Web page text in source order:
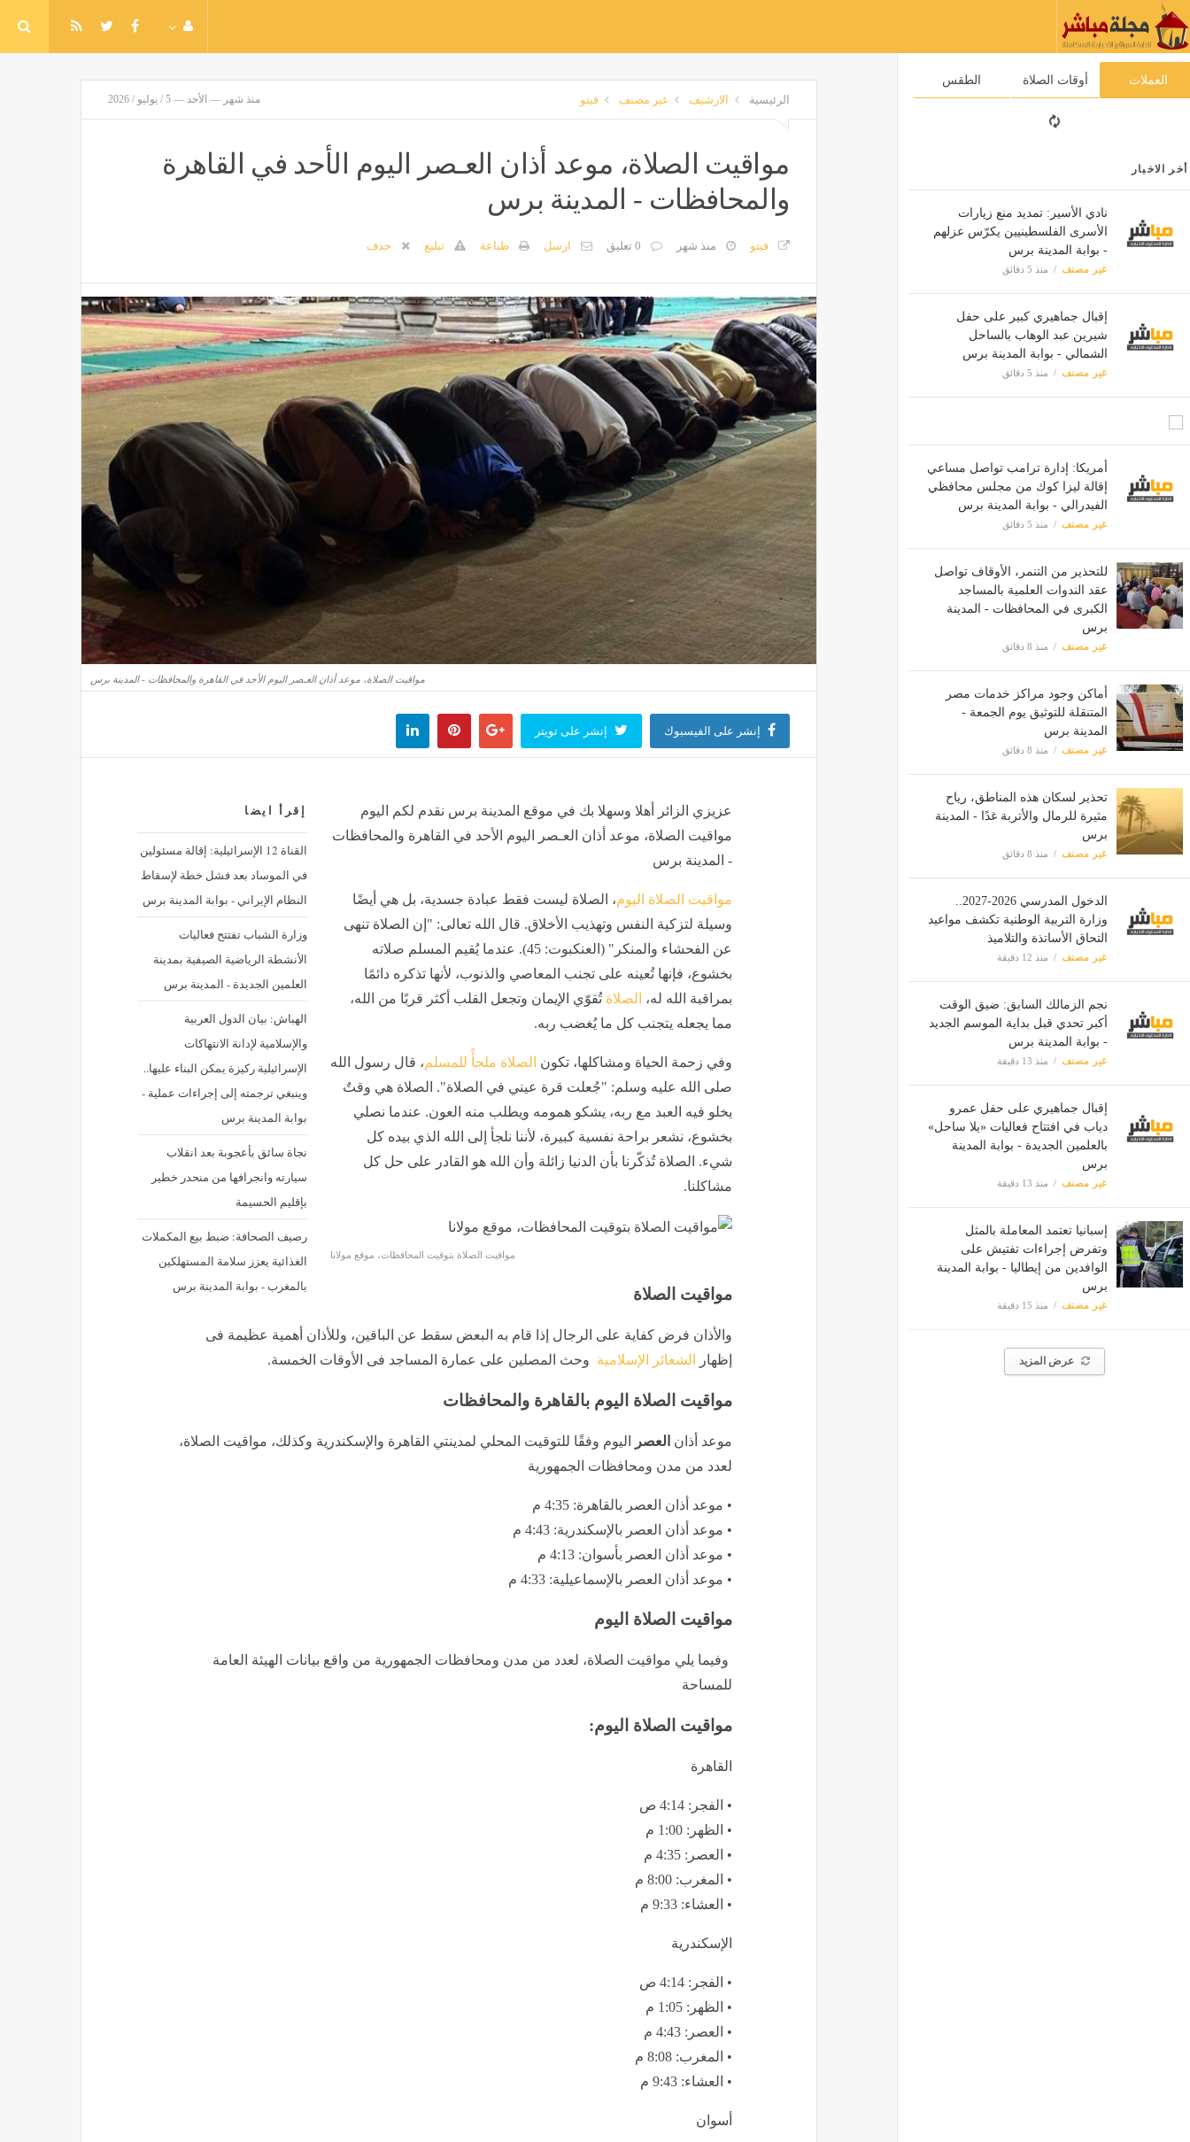
العملات أوقات الصلاة الطقس
أخر الاخبار
نادي الأسير: تمديد منع زيارات
الأسرى الفلسطينيين يكرّس عزلهم
- بوابة المدينة برس
غير مصنف منذ 5 دقائق
إقبال جماهيري كبير على حفل
شيرين عبد الوهاب بالساحل
الشمالي - بوابة المدينة برس
غير مصنف منذ 5 دقائق
أمريكا: إدارة ترامب تواصل مساعي
إقالة ليزا كوك من مجلس محافظي
الفيدرالي - بوابة المدينة برس
غير مصنف منذ 5 دقائق
للتحذير من التنمر، الأوقاف تواصل
عقد الندوات العلمية بالمساجد
الكبرى في المحافظات - المدينة
برس
غير مصنف منذ 8 دقائق
أماكن وجود مراكز خدمات مصر
المتنقلة للتوثيق يوم الجمعة -
المدينة برس
غير مصنف منذ 8 دقائق
تحذير لسكان هذه المناطق، رياح
مثيرة للرمال والأتربة غدًا - المدينة
برس
غير مصنف منذ 8 دقائق
الدخول المدرسي 2026-2027..
وزارة التربية الوطنية تكشف مواعيد
التحاق الأساتذة والتلاميذ
غير مصنف منذ 12 دقيقة
نجم الزمالك السابق: ضيق الوقت
أكبر تحدي قبل بداية الموسم الجديد
- بوابة المدينة برس
غير مصنف منذ 13 دقيقة
إقبال جماهيري على حفل عمرو
دياب في افتتاح فعاليات «يلا ساحل»
بالعلمين الجديدة - بوابة المدينة
برس
غير مصنف منذ 13 دقيقة
إسبانيا تعتمد المعاملة بالمثل
وتفرض إجراءات تفتيش على
الوافدين من إيطاليا - بوابة المدينة
برس
غير مصنف منذ 15 دقيقة
عرض المزيد
الرئيسية الارشيف غير مصنف فيتو منذ شهر — الأحد — 5 / يوليو / 2026
مواقيت الصلاة، موعد أذان العـصر اليوم الأحد في القاهرة
والمحافظات - المدينة برس
فيتو منذ شهر 0 تعليق ارسل طباعة تبليغ حذف
مواقيت الصلاة، موعد أذان العـصر اليوم الأحد في القاهرة والمحافظات - المدينة برس
إنشر على الفيسبوك إنشر على تويتر
إقرأ ايضا
القناة 12 الإسرائيلية: إقالة مسئولين
في الموساد بعد فشل خطة لإسقاط
النظام الإيراني - بوابة المدينة برس
وزارة الشباب تفتتح فعاليات
الأنشطة الرياضية الصيفية بمدينة
العلمين الجديدة - المدينة برس
الهباش: بيان الدول العربية
والإسلامية لإدانة الانتهاكات
الإسرائيلية ركيزة يمكن البناء عليها..
وينبغي ترجمته إلى إجراءات عملية -
بوابة المدينة برس
نجاة سائق بأعجوبة بعد انقلاب
سيارته وانجرافها من منحدر خطير
بإقليم الحسيمة
رصيف الصحافة: ضبط بيع المكملات
الغذائية يعزز سلامة المستهلكين
بالمغرب - بوابة المدينة برس
عزيزي الزائر أهلا وسهلا بك في موقع المدينة برس نقدم لكم اليوم
مواقيت الصلاة، موعد أذان العـصر اليوم الأحد في القاهرة والمحافظات
- المدينة برس
مواقيت الصلاة اليوم، الصلاة ليست فقط عبادة جسدية، بل هي أيضًا
وسيلة لتزكية النفس وتهذيب الأخلاق. قال الله تعالى: "إن الصلاة تنهى
عن الفحشاء والمنكر" (العنكبوت: 45). عندما يُقيم المسلم صلاته
بخشوع، فإنها تُعينه على تجنب المعاصي والذنوب، لأنها تذكره دائمًا
بمراقبة الله له، الصلاة تُقوّي الإيمان وتجعل القلب أكثر قربًا من الله،
مما يجعله يتجنب كل ما يُغضب ربه.
وفي زحمة الحياة ومشاكلها، تكون الصلاة ملجأً للمسلم، قال رسول الله
صلى الله عليه وسلم: "جُعلت قرة عيني في الصلاة". الصلاة هي وقتٌ
يخلو فيه العبد مع ربه، يشكو همومه ويطلب منه العون. عندما نصلي
بخشوع، نشعر براحة نفسية كبيرة، لأننا نلجأ إلى الله الذي بيده كل
شيء. الصلاة تُذكّرنا بأن الدنيا زائلة وأن الله هو القادر على حل كل
مشاكلنا.
مواقيت الصلاة بتوقيت المحافظات، موقع مولانا
مواقيت الصلاة
والأذان فرض كفاية على الرجال إذا قام به البعض سقط عن الباقين، وللأذان أهمية عظيمة فى
إظهار
الشعائر الإسلامية وحث المصلين على عمارة المساجد فى الأوقات الخمسة.
مواقيت الصلاة اليوم بالقاهرة والمحافظات
موعد أذان العصر
اليوم وفقًا للتوقيت المحلي لمدينتي القاهرة والإسكندرية وكذلك، مواقيت الصلاة،
لعدد من مدن ومحافظات الجمهورية
• موعد أذان العصر بالقاهرة: 4:35 م
• موعد أذان العصر بالإسكندرية: 4:43 م
• موعد أذان العصر بأسوان: 4:13 م
• موعد أذان العصر بالإسماعيلية: 4:33 م
مواقيت الصلاة اليوم
وفيما يلي مواقيت الصلاة، لعدد من مدن ومحافظات الجمهورية من واقع بيانات الهيئة العامة
للمساحة
مواقيت الصلاة اليوم:
القاهرة
• الفجر: 4:14 ص
• الظهر: 1:00 م
• العصر: 4:35 م
• المغرب: 8:00 م
• العشاء: 9:33 م
الإسكندرية
• الفجر: 4:14 ص
• الظهر: 1:05 م
• العصر: 4:43 م
• المغرب: 8:08 م
• العشاء: 9:43 م
أسوان